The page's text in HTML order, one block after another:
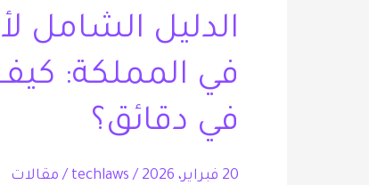
الدليل الشامل
في المملكة:
في دقائق؟
20 فبراير، 2026 /
techlaws
/ مقالات
لأرقام
المعتمدين
في
المملكة:
كيف